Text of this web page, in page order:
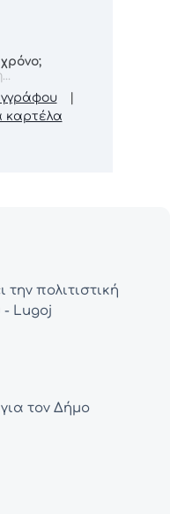
καρτέλα
πολιτιστική
- Lugoj
για τον Δήμο